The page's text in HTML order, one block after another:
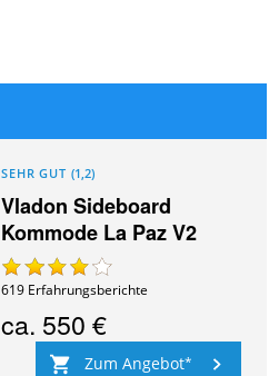
SEHR GUT (1,2)
Vladon Sideboard
Kommode La Paz V2
619 Erfahrungsberichte
ca. 550 €
Zum Angebot